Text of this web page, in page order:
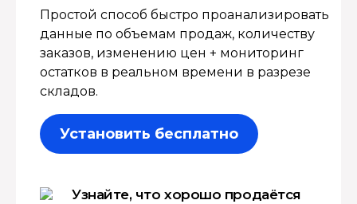
Простой способ быстро проанализировать
данные по объемам продаж, количеству
заказов, изменению цен + мониторинг
остатков в реальном времени в разрезе
складов.
Установить бесплатно
Узнайте, что хорошо продаётся